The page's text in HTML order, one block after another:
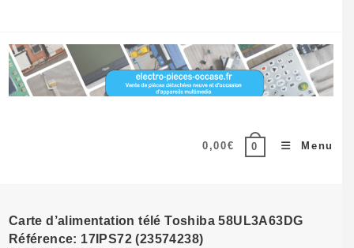
content
0,00€ 0 Menu
Carte d’alimentation télé Toshiba 58UL3A63DG
Référence: 17IPS72 (23574238)